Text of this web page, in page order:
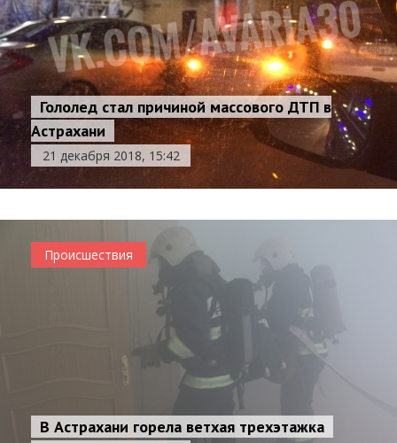
Гололед стал причиной массового ДТП в
Астрахани
21 декабря 2018, 15:42
Происшествия
В Астрахани горела ветхая трехэтажка